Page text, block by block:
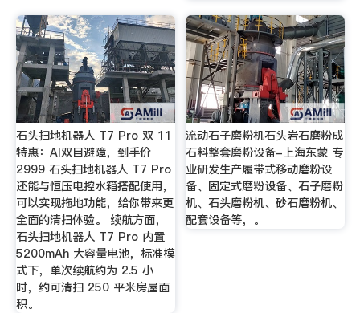
石头扫地机器人 T7 Pro 双 11
特惠：AI双目避障，到手价
2999 石头扫地机器人 T7 Pro
还能与恒压电控水箱搭配使用，
可以实现拖地功能，给你带来更
全面的清扫体验。 续航方面，
石头扫地机器人 T7 Pro 内置
5200mAh 大容量电池，标准模
式下，单次续航约为 2.5 小
时，约可清扫 250 平米房屋面
积。
流动石子磨粉机石头岩石磨粉成
石料整套磨粉设备-上海东蒙 专
业研发生产履带式移动磨粉设
备、固定式磨粉设备、石子磨粉
机、石头磨粉机、砂石磨粉机、
配套设备等，。